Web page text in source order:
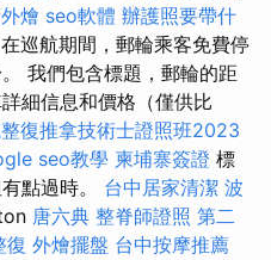
燴 seo軟體 辦護照要帶什
在巡航期間，郵輪乘客免費停
我們包含標題，郵輪的距
細信息和價格（僅供比
復推拿技術士證照班2023
seo教學 柬埔寨簽證 標
點過時。 台中居家清潔 波
唐六典 整脊師證照 第二
復 外燴擺盤 台中按摩推薦